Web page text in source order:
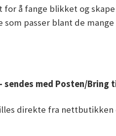
for å fange blikket og
som passer blant de
med Posten/Bring
direkte fra